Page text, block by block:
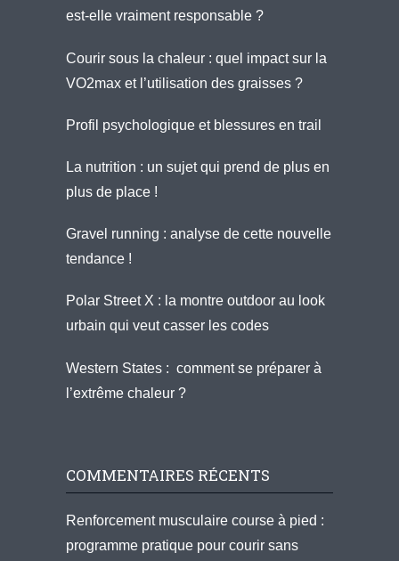
est-elle vraiment responsable ?
Courir sous la chaleur : quel impact sur la
VO2max et l’utilisation des graisses ?
Profil psychologique et blessures en trail
La nutrition : un sujet qui prend de plus en
plus de place !
Gravel running : analyse de cette nouvelle
tendance !
Polar Street X : la montre outdoor au look
urbain qui veut casser les codes
Western States : comment se préparer à
l’extrême chaleur ?
COMMENTAIRES RÉCENTS
Renforcement musculaire course à pied :
programme pratique pour courir sans